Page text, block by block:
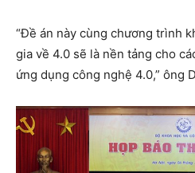
“Đề án này cùng chương trình
gia về 4.0 sẽ là nền tảng cho
ứng dụng công nghệ 4.0,” ông